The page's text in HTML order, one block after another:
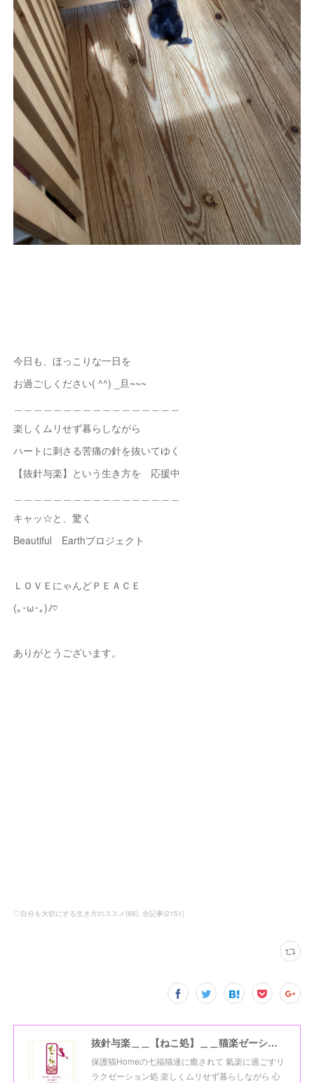
今日も、ほっこりな一日を
お過ごしください( ^^) _旦~~~
楽しくムリせず暮らしながら
ハートに刺さる苦痛の針を抜いてゆく
【抜針与楽】という生き方を 応援中
キャッ☆と、驚く
Beautiful Earthプロジェクト
ＬＯＶＥにゃんどＰＥＡＣＥ
(｡･ω･｡)ﾉ♡
ありがとうございます。
♡自分を大切にする生き方のススメ (68) 全記事(2151)
抜針与楽＿＿【ねこ処】＿＿猫楽ゼーションHome☆
保護猫Homeの七福猫達に癒されて 氣楽に過ごすリ
ラクゼーション処 楽しくムリせず暮らしながら 心